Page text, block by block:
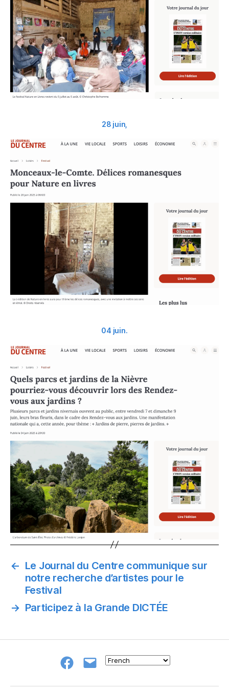
28 juin,
04 juin.
← Le Journal du Centre communique sur
notre recherche d’artistes pour le
Festival
→ Participez à la Grande DICTÉE
Groupe
NeL
E-
à